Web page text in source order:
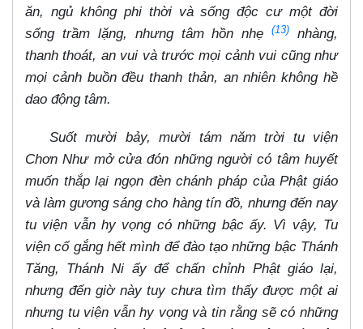
ăn, ngủ không phi thời và sống độc cư một đời
sống trầm lặng, nhưng tâm hồn nhẹ(13)
nhàng,
thanh thoát, an vui và trước mọi cảnh vui cũng như
mọi cảnh buồn đều thanh thản, an nhiên không hề
dao động tâm.
Suốt mười bảy, mười tám năm trời tu viện
Chơn Như mở cửa đón những người có tâm huyết
muốn thắp lại ngọn đèn chánh pháp của Phật giáo
và làm gương sáng cho hàng tín đồ, nhưng đến nay
tu viện vẫn hy vọng có những bậc ấy. Vì vậy, Tu
viện cố gắng hết mình để đào tạo những bậc Thánh
Tăng, Thánh Ni ấy để chấn chỉnh Phật giáo lại,
nhưng đến giờ này tuy chưa tìm thấy được một ai
nhưng tu viện vẫn hy vọng và tin rằng sẽ có những